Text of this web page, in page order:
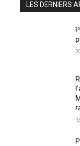
LES DERNIERS